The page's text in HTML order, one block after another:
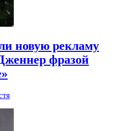
новую рекламу
фразой